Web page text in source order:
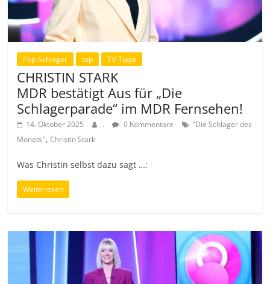
Pop-Schlager top TV-Tipps
CHRISTIN STARK
MDR bestätigt Aus für „Die
Schlagerparade“ im MDR Fernsehen!
14. Oktober 2025 . 0 Kommentare
"Die Schlager des
Monats",Christin Stark
Was Christin selbst dazu sagt …:
Weiterlesen